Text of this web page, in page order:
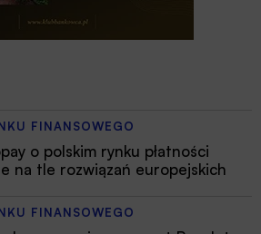
FINANSOWEGO
o polskim rynku płatności
na tle rozwiązań europejskich
FINANSOWEGO